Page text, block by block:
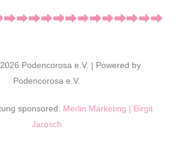
Podencorosa e.V. | Powered by
Podencorosa e.V.
sponsored: Merlin Marketing | Birgit
Jarosch